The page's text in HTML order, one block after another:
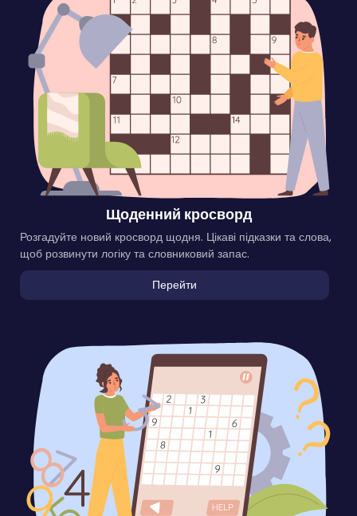
Щоденний кросворд
Розгадуйте новий кросворд щодня. Цікаві підказки та слова,
щоб розвинути логіку та словниковий запас.
Перейти